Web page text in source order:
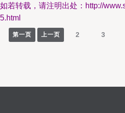
如若转载，请注明出处：http://
5.html
第一页 上一页 2 3